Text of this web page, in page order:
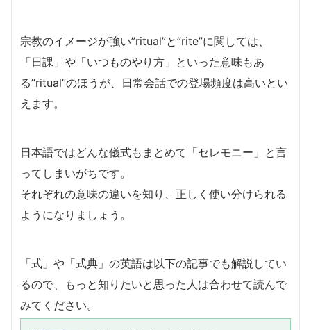
宗教のイメージが強い”ritual”と”rite”に関しては、
「日課」や「いつものやり方」といった意味もあ
る”ritual”のほうが、日常会話での登場頻度は高いとい
えます。
日本語ではどんな儀式もまとめて「セレモニー」と言
ってしまいがちです。
それぞれの意味の違いを知り、正しく使い分けられる
ようになりましょう。
「式」や「式典」の英語は以下の記事でも解説してい
るので、もっと知りたいと思った人は合わせて読んで
みてください。